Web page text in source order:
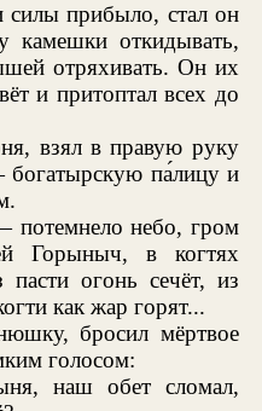
прибыло, стал он
камешки откидывать,
отряхивать. Он их
и притоптал всех до
взял в правую руку
па́лицу и
потемнело небо, гром
Горыныч, в когтях
огонь сечёт, из
как жар горят...
бросил мёртвое
голосом:
наш обет сломал,